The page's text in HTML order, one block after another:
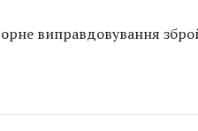
виправдовування